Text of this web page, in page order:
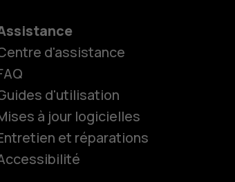
d'assistance
d'utilisation
à jour logicielles
et réparations